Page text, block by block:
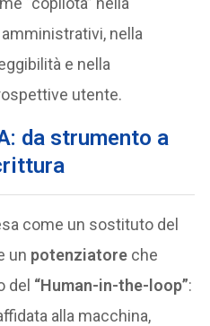
nella
e nella
utente.
da strumento a
come un sostituto del
un potenziatore che
del “Human-in-the-loop”:
alla macchina,